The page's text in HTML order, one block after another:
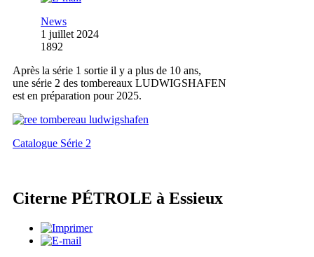
News
1 juillet 2024
1892
Après la série 1 sortie il y a plus de 10 ans,
une série 2 des tombereaux LUDWIGSHAFEN
est en préparation pour 2025.
Catalogue Série 2
Citerne PÉTROLE à Essieux